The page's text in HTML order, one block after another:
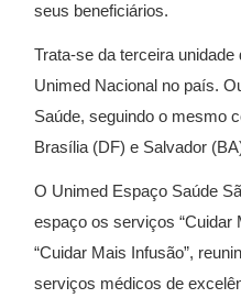
seus beneficiários.
Trata-se da terceira
Unimed Nacional no país.
Saúde, seguindo o mesmo
Brasília (DF) e Salvador
O Unimed Espaço Saúde
espaço os serviços “Cuidar
“Cuidar Mais Infusão”,
serviços médicos de